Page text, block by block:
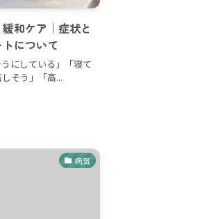
和ケア｜症状と
について
にしている」「寝て
そう」「高...
病気